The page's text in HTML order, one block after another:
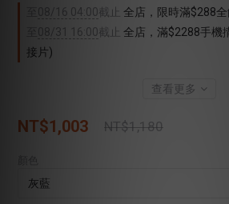
08/16 04:00截止
全店，限時滿$288
08/31 16:00截止
全店，滿$2288手機
接片)
查看更多
NT$1,003 NT$1,180